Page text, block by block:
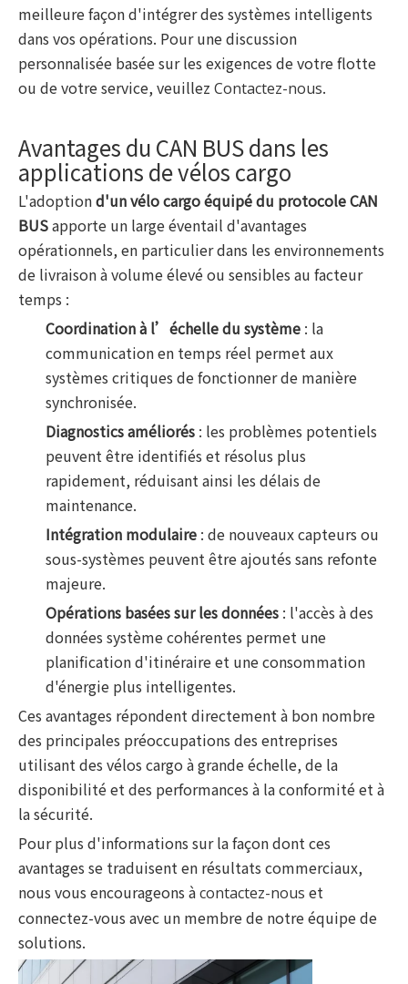
meilleure façon d'intégrer des systèmes intelligents
dans vos opérations. Pour une discussion
personnalisée basée sur les exigences de votre flotte
ou de votre service, veuillez Contactez-nous.
Avantages du CAN BUS dans les
applications de vélos cargo
L'adoptiond'un vélo cargo équipé du protocole CAN
BUSapporte un large éventail d'avantages
opérationnels, en particulier dans les environnements
de livraison à volume élevé ou sensibles au facteur
temps :
Coordination à l’échelle du système : la
communication en temps réel permet aux
systèmes critiques de fonctionner de manière
synchronisée.
Diagnostics améliorés : les problèmes potentiels
peuvent être identifiés et résolus plus
rapidement, réduisant ainsi les délais de
maintenance.
Intégration modulaire : de nouveaux capteurs ou
sous-systèmes peuvent être ajoutés sans refonte
majeure.
Opérations basées sur les données : l'accès à des
données système cohérentes permet une
planification d'itinéraire et une consommation
d'énergie plus intelligentes.
Ces avantages répondent directement à bon nombre
des principales préoccupations des entreprises
utilisant des vélos cargo à grande échelle, de la
disponibilité et des performances à la conformité et à
la sécurité.
Pour plus d'informations sur la façon dont ces
avantages se traduisent en résultats commerciaux,
nous vous encourageons àcontactez-nous et
connectez-vous avec un membre de notre équipe de
solutions.